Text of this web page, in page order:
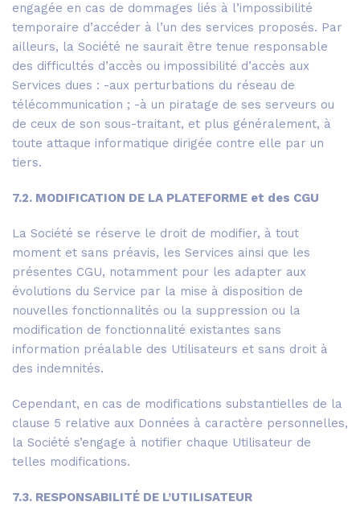
engagée en cas de dommages liés à l’impossibilité
temporaire d’accéder à l’un des services proposés. Par
ailleurs, la Société ne saurait être tenue responsable
des difficultés d’accès ou impossibilité d’accès aux
Services dues : -aux perturbations du réseau de
télécommunication ; -à un piratage de ses serveurs ou
de ceux de son sous-traitant, et plus généralement, à
toute attaque informatique dirigée contre elle par un
tiers.
7.2. MODIFICATION DE LA PLATEFORME et des CGU
La Société se réserve le droit de modifier, à tout
moment et sans préavis, les Services ainsi que les
présentes CGU, notamment pour les adapter aux
évolutions du Service par la mise à disposition de
nouvelles fonctionnalités ou la suppression ou la
modification de fonctionnalité existantes sans
information préalable des Utilisateurs et sans droit à
des indemnités.
Cependant, en cas de modifications substantielles de la
clause 5 relative aux Données à caractère personnelles,
la Société s’engage à notifier chaque Utilisateur de
telles modifications.
7.3. RESPONSABILITÉ DE L’UTILISATEUR